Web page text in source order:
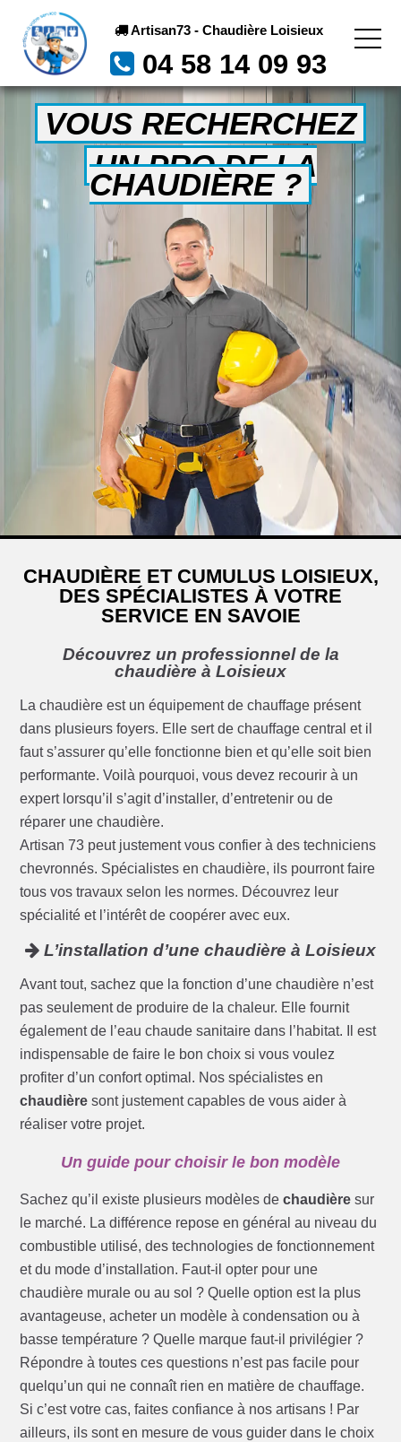
Artisan73 - Chaudière Loisieux
04 58 14 09 93
VOUS RECHERCHEZ
UN PRO DE LA
CHAUDIÈRE ?
CHAUDIÈRE ET CUMULUS LOISIEUX,
DES SPÉCIALISTES À VOTRE
SERVICE EN SAVOIE
Découvrez un professionnel de la
chaudière à Loisieux
La chaudière est un équipement de chauffage présent
dans plusieurs foyers. Elle sert de chauffage central et il
faut s’assurer qu’elle fonctionne bien et qu’elle soit bien
performante. Voilà pourquoi, vous devez recourir à un
expert lorsqu’il s’agit d’installer, d’entretenir ou de
réparer une chaudière.
Artisan 73 peut justement vous confier à des techniciens
chevronnés. Spécialistes en chaudière, ils pourront faire
tous vos travaux selon les normes. Découvrez leur
spécialité et l’intérêt de coopérer avec eux.
L’installation d’une chaudière à Loisieux
Avant tout, sachez que la fonction d’une chaudière n’est
pas seulement de produire de la chaleur. Elle fournit
également de l’eau chaude sanitaire dans l’habitat. Il est
indispensable de faire le bon choix si vous voulez
profiter d’un confort optimal. Nos spécialistes en
chaudière sont justement capables de vous aider à
réaliser votre projet.
Un guide pour choisir le bon modèle
Sachez qu’il existe plusieurs modèles dechaudière sur
le marché. La différence repose en général au niveau du
combustible utilisé, des technologies de fonctionnement
et du mode d’installation. Faut-il opter pour une
chaudière murale ou au sol ? Quelle option est la plus
avantageuse, acheter un modèle à condensation ou à
basse température ? Quelle marque faut-il privilégier ?
Répondre à toutes ces questions n’est pas facile pour
quelqu’un qui ne connaît rien en matière de chauffage.
Si c’est votre cas, faites confiance à nos artisans ! Par
ailleurs, ils sont en mesure de vous guider dans le choix